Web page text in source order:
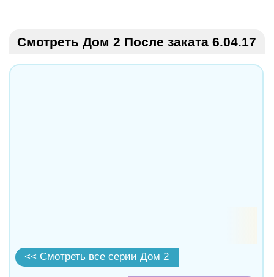
Смотреть Дом 2 После заката 6.04.17
<< Смотреть все серии Дом 2